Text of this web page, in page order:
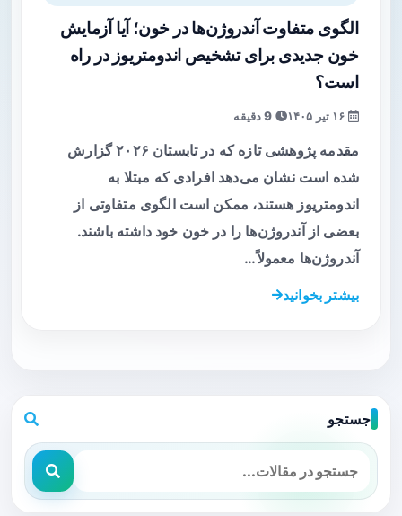
الگوی متفاوت آندروژن‌ها در خون؛ آیا آزمایش
خون جدیدی برای تشخیص اندومتریوز در راه
است؟
مقدمه پژوهشی تازه که در تابستان ۲۰۲۶ گزارش
شده است نشان می‌دهد افرادی که مبتلا به
اندومتریوز هستند، ممکن است الگوی متفاوتی از
بعضی از آندروژن‌ها را در خون خود داشته باشند.
آندروژن‌ها معمولاً…
بیشتر بخوانید
جستجو